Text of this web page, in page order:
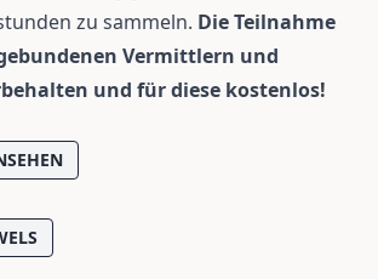
zu sammeln. Die Teilnahme
Vermittlern und
und für diese kostenlos!